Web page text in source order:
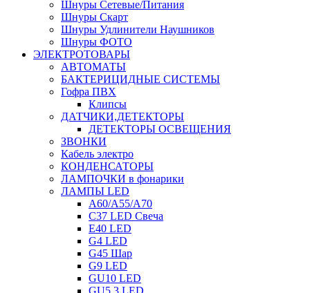
Шнуры Сетевые/Питания
Шнуры Скарт
Шнуры Удлинители Наушников
Шнуры ФОТО
ЭЛЕКТРОТОВАРЫ
АВТОМАТЫ
БАКТЕРИЦИДНЫЕ СИСТЕМЫ
Гофра ПВХ
Клипсы
ДАТЧИКИ,ДЕТЕКТОРЫ
ДЕТЕКТОРЫ ОСВЕЩЕНИЯ
ЗВОНКИ
Кабель электро
КОНДЕНСАТОРЫ
ЛАМПОЧКИ в фонарики
ЛАМПЫ LED
A60/A55/A70
C37 LED Свеча
E40 LED
G4 LED
G45 Шар
G9 LED
GU10 LED
GU5.3 LED